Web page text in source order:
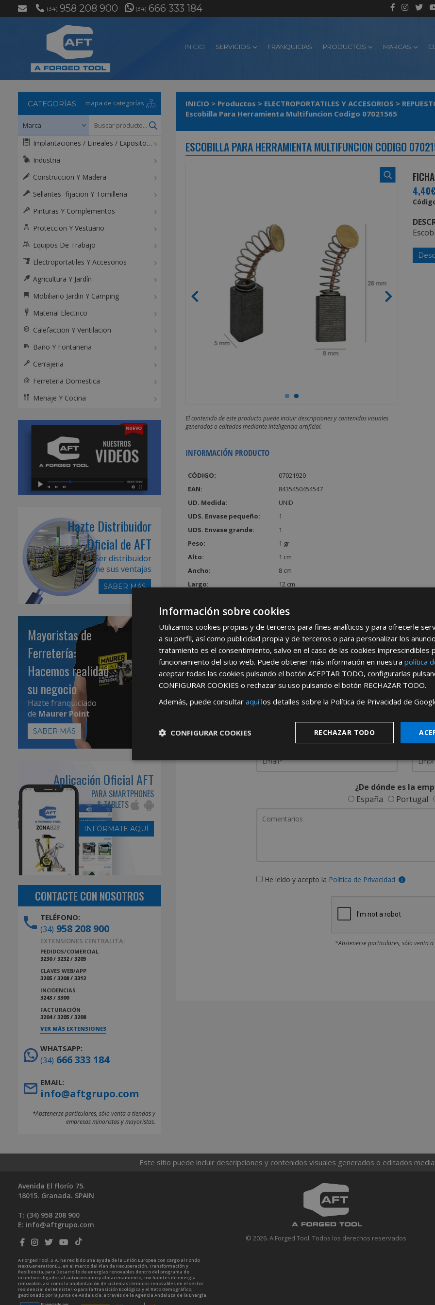
(34) 958 208 900 (34) 666 333 184
INICIO SERVICIOS FRANQUICIAS PRODUCTOS MARCAS
INICIO > Productos > ELECTROPORTATILES Y ACCESORIOS >
Escobilla Para Herramienta Multifuncion Codigo 07021565
ESCOBILLA PARA HERRAMIENTA MULTIFUNCION CODIGO
El contenido de este producto puede incluir descripciones y contenidos visuales
generados o editados mediante inteligencia artificial.
INFORMACIÓN PRODUCTO
CÓDIGO:
07021920
EAN:
8435450454547
UD. Medida:
UNID
UDS. Envase pequeño:
1
UDS. Envase grande:
1
Peso:
1 gr
Alto:
1 cm
Ancho:
8 cm
Largo:
12 cm
4,40€
REGÍSTRATE PARA HACERTE
Desdeaquípodrá ver todas las
Rellene este formulario y nos pondremos en contacto
¿De dónde es la
España
Portugal
He leído y acepto la Política de Privacidad
*Abstenerse particulares, sólo venta
CATEGORÍAS mapa de categorías
Implantaciones / Lineales / Expositores / Mostradores
Industria
Construccion Y Madera
Sellantes -fijacion Y Tornilleria
Pinturas Y Complementos
Proteccion Y Vestuario
Equipos De Trabajo
Electroportatiles Y Accesorios
Agricultura Y Jardín
Mobiliario Jardin Y Camping
Material Electrico
Calefaccion Y Ventilacion
Baño Y Fontaneria
Cerrajeria
Ferreteria Domestica
Menaje Y Cocina
Hazte Distribuidor
Oficial de AFT
Ser distribuidor
tiene sus ventajas
SABER MÁS
Mayoristas de
Ferretería:
Hacemos realidad
su negocio
Hazte franquiciado
de Maurer Point
SABER MÁS
Aplicación Oficial AFT
PARA SMARTPHONES
& TABLETS
INFÓRMATE AQUÍ
CONTACTE CON NOSOTROS
TELÉFONO:
(34) 958 208 900
EXTENSIONES CENTRALITA:
PEDIDOS/COMERCIAL
3230 / 3232 / 3205
CLAVES WEB/APP
3205 / 3208 / 3312
INCIDENCIAS
3243 / 3300
FACTURACIÓN
3204 / 3205 / 3208
VER MÁS EXTENSIONES
WHATSAPP:
(34) 666 333 184
EMAIL:
info@aftgrupo.com
*Abstenerse particulares, sólo venta a tiendas y
empresas minoristas y mayoristas.
Este sitio puede incluir descripciones y contenidos visuales generados o editados
© 2026. A Forged Tool. Todos los derechos reservados
Avenida El Florío 75.
18015. Granada. SPAIN
T: (34) 958 208 900
E: info@aftgrupo.com
A Forged Tool, S.A. ha recibido una ayuda de la Unión Europea con cargo al Fondo
NextGenerationEU, en el marco del Plan de Recuperación, Transformación y
Resiliencia, para Desarrollo de energías renovables dentro del programa de
incentivos ligados al autoconsumo y almacenamiento, con fuentes de energía
renovable, así como la implantación de sistemas térmicos renovables en el sector
residencial del Ministerio para la Transición Ecológica y el Reto Demográfico,
gestionado por la Junta de Andalucía, a través de la Agencia Andaluza de la Energía.
Información sobre cookies
Utilizamos cookies propias y de terceros para fines analíticos y para ofrecerle
a su perfil, así como publicidad propia y de terceros o para personalizar los
tratamiento es el consentimiento, salvo en el caso de las cookies imprescindibles
funcionamiento del sitio web. Puede obtener más información en nuestra política
aceptar todas las cookies pulsando el botón ACEPTAR TODO, configurarlas
CONFIGURAR COOKIES o rechazar su uso pulsando el botón RECHAZAR TODO.
Además, puede consultar aquílos detalles sobre la Política de Privacidad de
RECHAZAR TODO
CONFIGURAR COOKIES